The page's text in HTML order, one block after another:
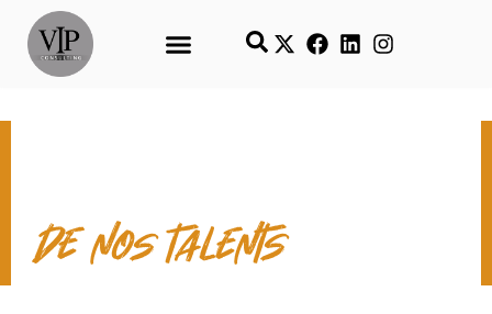
LES TEMPS FORTS
de nos talents